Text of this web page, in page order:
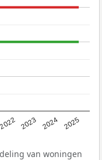
2022 2023 2024 2025
van woningen